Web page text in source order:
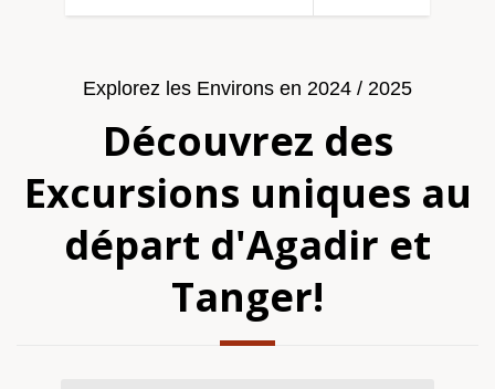
Explorez les Environs en 2024 / 2025
Découvrez des
Excursions uniques au
départ d'Agadir et
Tanger!